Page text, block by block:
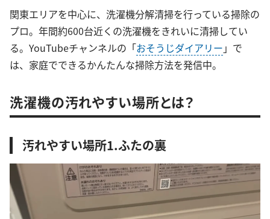
関東エリアを中心に、洗濯機分解清掃を行っている掃除の
プロ。年間約600台近くの洗濯機をきれいに清掃してい
る。YouTubeチャンネルの「おそうじダイアリー 」で
は、家庭でできるかんたんな掃除方法を発信中。
洗濯機の汚れやすい場所とは？
汚れやすい場所1.ふたの裏